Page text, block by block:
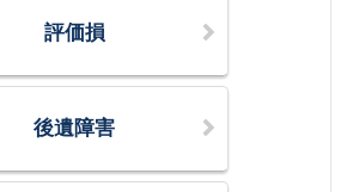
評価損
後遺障害